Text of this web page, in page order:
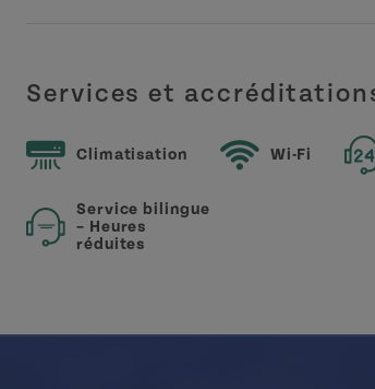
Services et
Climatisation Wi-Fi
Service bilingue
– Heures
réduites